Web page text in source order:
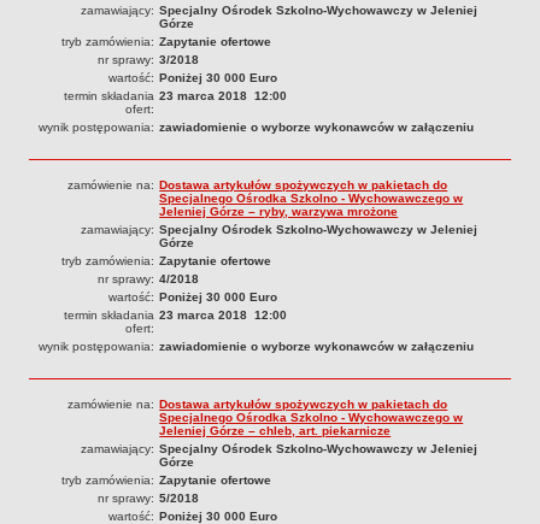
2019
OGŁOSZENIA
DEKLARACJA DOSTĘPNOŚCI
2021
2025
zamawiający: Specjalny Ośrodek Szkolno-Wychowawczy w Jeleniej
Górze
tryb zamówienia: Zapytanie ofertowe
nr sprawy: 3/2018
wartość: Poniżej 30 000 Euro
termin składania
ofert:
23 marca 2018 12:00
wynik postępowania: zawiadomienie o wyborze wykonawców w załączeniu
zamówienie na: Dostawa artykułów spożywczych w pakietach do
Specjalnego Ośrodka Szkolno - Wychowawczego w
Jeleniej Górze – ryby, warzywa mrożone
zamawiający: Specjalny Ośrodek Szkolno-Wychowawczy w Jeleniej
Górze
tryb zamówienia: Zapytanie ofertowe
nr sprawy: 4/2018
wartość: Poniżej 30 000 Euro
termin składania
ofert:
23 marca 2018 12:00
wynik postępowania: zawiadomienie o wyborze wykonawców w załączeniu
zamówienie na: Dostawa artykułów spożywczych w pakietach do
Specjalnego Ośrodka Szkolno - Wychowawczego w
Jeleniej Górze – chleb, art. piekarnicze
zamawiający: Specjalny Ośrodek Szkolno-Wychowawczy w Jeleniej
Górze
tryb zamówienia: Zapytanie ofertowe
nr sprawy: 5/2018
wartość: Poniżej 30 000 Euro